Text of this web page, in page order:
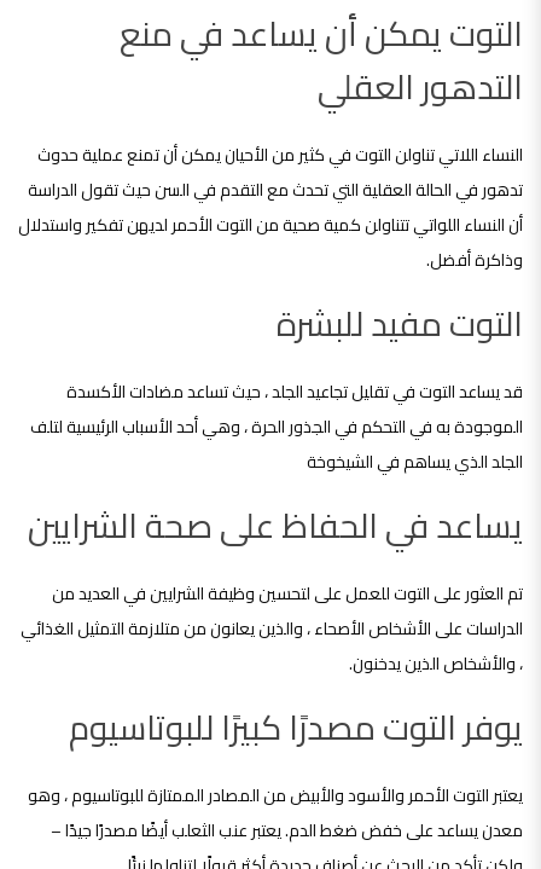
التوت يمكن أن يساعد في منع
التدهور العقلي
النساء اللاتي تناولن التوت في كثير من الأحيان يمكن أن تمنع عملية حدوث
تدهور في الحالة العقلية التي تحدث مع التقدم في السن حيث تقول الدراسة
أن النساء اللواتي تتناولن كمية صحية من التوت الأحمر لديهن تفكير واستدلال
وذاكرة أفضل.
التوت مفيد للبشرة
قد يساعد التوت في تقليل تجاعيد الجلد ، حيث تساعد مضادات الأكسدة
الموجودة به في التحكم في الجذور الحرة ، وهي أحد الأسباب الرئيسية لتلف
الجلد الذي يساهم في الشيخوخة
يساعد في الحفاظ على صحة الشرايين
تم العثور على التوت للعمل على لتحسين وظيفة الشرايين في العديد من
الدراسات على الأشخاص الأصحاء ، والذين يعانون من متلازمة التمثيل الغذائي
، والأشخاص الذين يدخنون.
يوفر التوت مصدرًا كبيرًا للبوتاسيوم
يعتبر التوت الأحمر والأسود والأبيض من المصادر الممتازة للبوتاسيوم ، وهو
معدن يساعد على خفض ضغط الدم. يعتبر عنب الثعلب أيضًا مصدرًا جيدًا –